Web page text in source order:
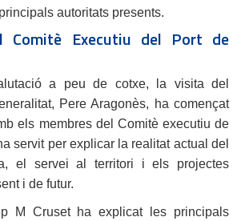
autoritats presents.
Comitè Executiu del Port de
a peu de cotxe, la visita del
Pere Aragonès, ha començat
els membres del Comitè executiu de
servit per explicar la realitat actual del
el servei al territori i els projectes
i de futur.
M Cruset ha explicat les principals